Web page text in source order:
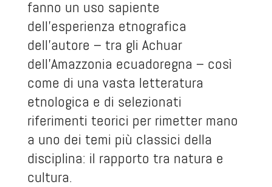
fanno un uso sapiente
dell’esperienza etnografica
dell’autore – tra gli Achuar
dell’Amazzonia ecuadoregna – così
come di una vasta letteratura
etnologica e di selezionati
riferimenti teorici per rimetter mano
a uno dei temi più classici della
disciplina: il rapporto tra natura e
cultura.